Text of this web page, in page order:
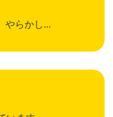
やらかし...